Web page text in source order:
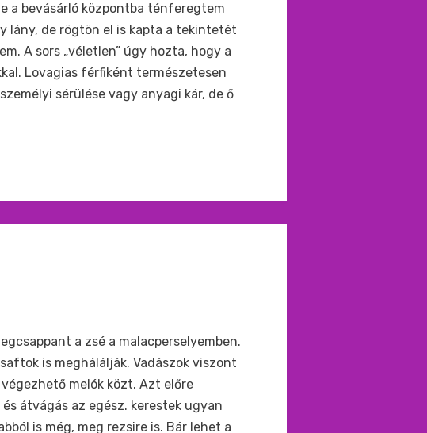
a bevásárló központba ténferegtem
lány, de rögtön el is kapta a tekintetét
A sors „véletlen” úgy hozta, hogy a
Lovagias férfiként természetesen
sérülése vagy anyagi kár, de ő
a zsé a malacperselyemben.
is meghálálják. Vadászok viszont
melók közt. Azt előre
átvágás az egész. kerestek ugyan
is még, meg rezsire is. Bár lehet a